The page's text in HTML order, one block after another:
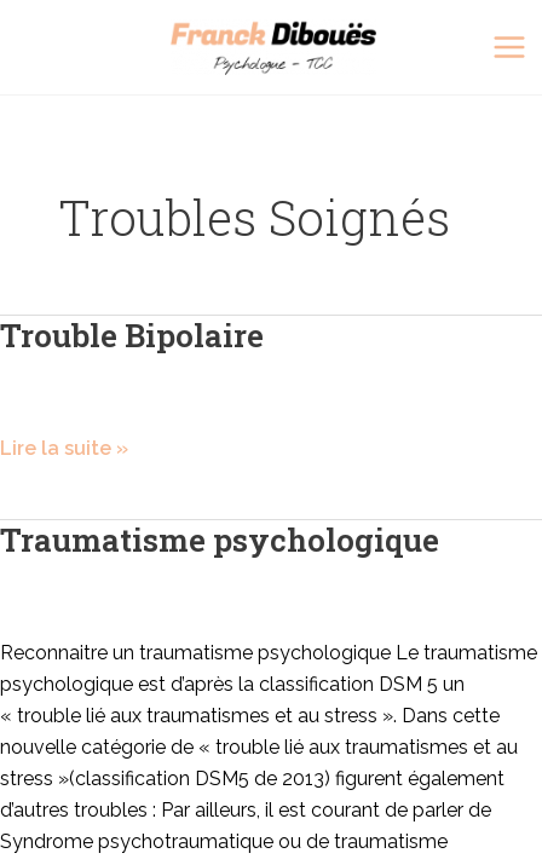
Troubles Soignés
Trouble Bipolaire
Trouble
Lire la suite »
Traumatisme psychologique
Reconnaitre un traumatisme psychologique Le traumatisme
psychologique est d’après la classification DSM 5 un
« trouble lié aux traumatismes et au stress ». Dans cette
nouvelle catégorie de « trouble lié aux traumatismes et au
stress »(classification DSM5 de 2013) figurent également
d’autres troubles : Par ailleurs, il est courant de parler de
Syndrome psychotraumatique ou de traumatisme
Traumatisme